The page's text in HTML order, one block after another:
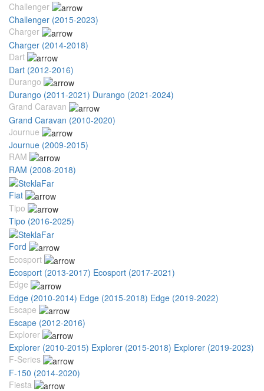
Challenger
Challenger (2015-2023)
Charger
Charger (2014-2018)
Dart
Dart (2012-2016)
Durango
Durango (2011-2021) Durango (2021-2024)
Grand Caravan
Grand Caravan (2010-2020)
Journue
Journue (2009-2015)
RAM
RAM (2008-2018)
Fiat
Tipo
Tipo (2016-2025)
Ford
Ecosport
Ecosport (2013-2017) Ecosport (2017-2021)
Edge
Edge (2010-2014) Edge (2015-2018) Edge (2019-2022)
Escape
Escape (2012-2016)
Explorer
Explorer (2010-2015) Explorer (2015-2018) Explorer (2019-2023)
F-Series
F-150 (2014-2020)
Fiesta